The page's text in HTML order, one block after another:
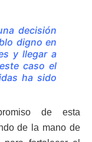
decisión
digno en
y llegar a
caso el
ha sido
de esta
de la mano de